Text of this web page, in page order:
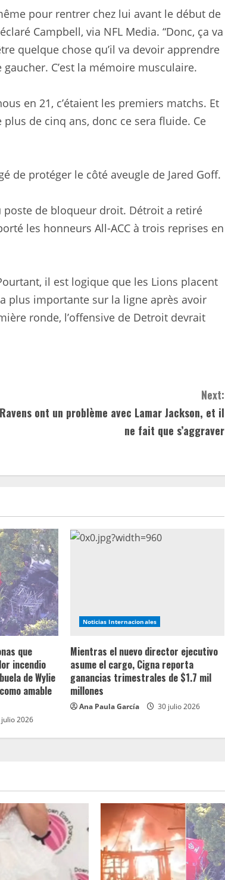
pour rentrer chez lui avant le début de
Campbell, via NFL Media. “Donc, ça va
quelque chose qu’il va devoir apprendre
C’est la mémoire musculaire.
en 21, c’étaient les premiers matchs. Et
de cinq ans, donc ce sera fluide. Ce
de protéger le côté aveugle de Jared Goff.
de bloqueur droit. Détroit a retiré
les honneurs All-ACC à trois reprises en
il est logique que les Lions placent
plus importante sur la ligne après avoir
ronde, l’offensive de Detroit devrait
Next:
ont un problème avec Lamar Jackson, et il
ne fait que s’aggraver
que
incendio
de Wylie
amable
2026
Noticias Internacionales
Mientras el nuevo director ejecutivo
asume el cargo, Cigna reporta
ganancias trimestrales de $1.7 mil
millones
Ana Paula García 30 julio 2026